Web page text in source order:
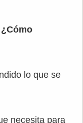
lo que se
necesita para